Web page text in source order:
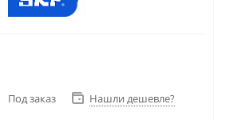
Под заказ Нашли дешевле?